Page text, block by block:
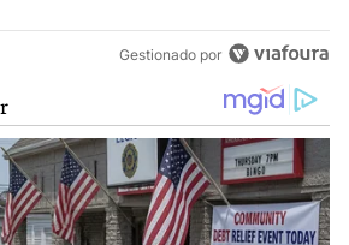
Gestionado por